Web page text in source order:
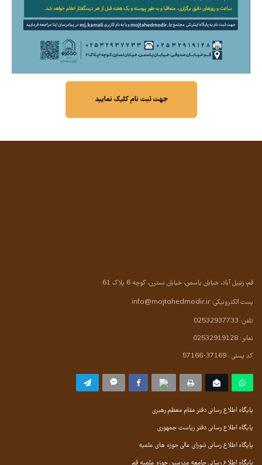
جهت ثبت نام کلیک نمایید
قم، زنبیل آباد، خیابان یاسمن، خیابان نسترن، کوچه 6 پلاک 61
پست الکترونیکی:info@mojtahedmodir.ir
تلفن: 02532937733
نمابر: 02532919128
کد پستی : 37169-57166
پایگاه اطلاع رسانی دفتر مقام معظم رهبری
پایگاه اطلاع رسانی دفتر ریاست جمهوری
پایگاه اطلاع رسانی شورای عالی حوزه های علمیه